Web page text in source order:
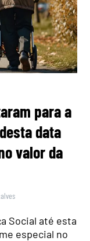
para a
data
valor da
Social até esta
especial no